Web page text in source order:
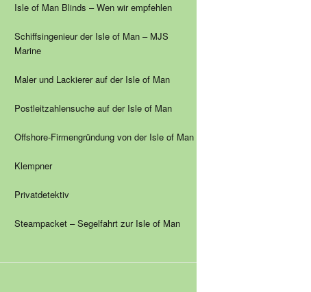
Isle of Man Blinds – Wen wir empfehlen
Schiffsingenieur der Isle of Man – MJS
Marine
Maler und Lackierer auf der Isle of Man
Postleitzahlensuche auf der Isle of Man
Offshore-Firmengründung von der Isle of Man
Klempner
Privatdetektiv
Steampacket – Segelfahrt zur Isle of Man